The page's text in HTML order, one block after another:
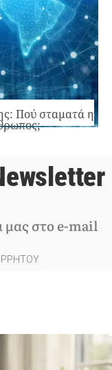
Πού σταματά η
μας στο e-mail